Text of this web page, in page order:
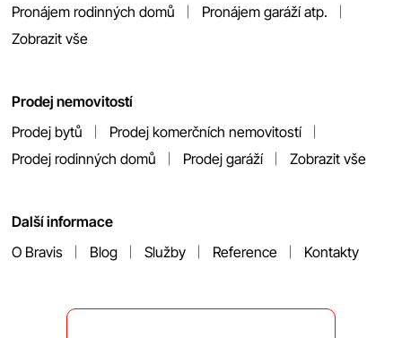
Pronájem rodinných domů
Pronájem garáží atp.
Zobrazit vše
Prodej nemovitostí
Prodej bytů
Prodej komerčních nemovitostí
Prodej rodinných domů
Prodej garáží Zobrazit vše
Další informace
O Bravis
Blog Služby Reference Kontakty